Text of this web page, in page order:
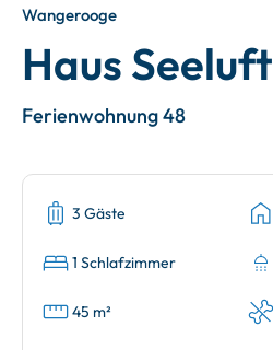
Wangerooge
Haus Seeluft
Ferienwohnung 48
3 Gäste
1 Schlafzimmer
45 m²